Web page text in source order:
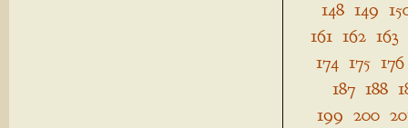
148 149
161 162 163
174 175 176
187 188
199 200